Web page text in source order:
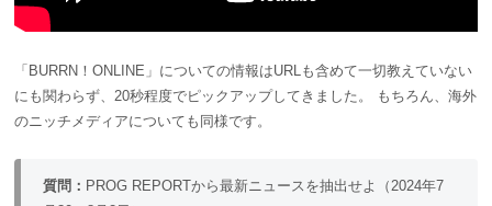
「BURRN！ONLINE」についての情報はURLも含めて一切教えていない
にも関わらず、20秒程度でピックアップしてきました。 もちろん、海外
のニッチメディアについても同様です。
質問： PROG REPORTから最新ニュースを抽出せよ（2024年7